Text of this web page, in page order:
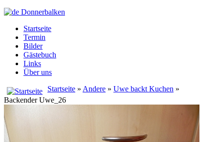
Startseite
Termin
Bilder
Gästebuch
Links
Über uns
Startseite » Andere » Uwe backt Kuchen »
Backender Uwe_26